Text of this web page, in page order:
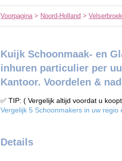
Voorpagina> Noord-Holland >Velserbroek
Kuijk Schoonmaak- en
inhuren particulier per
Kantoor. Voordelen &
✅ TIP: ( Vergelijk altijd voordat u
Vergelijk 5 Schoonmakers in uw
Details